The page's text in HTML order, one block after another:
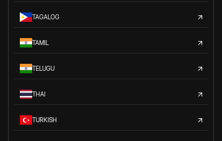
TAGALOG
TAMIL
TELUGU
THAI
TURKISH